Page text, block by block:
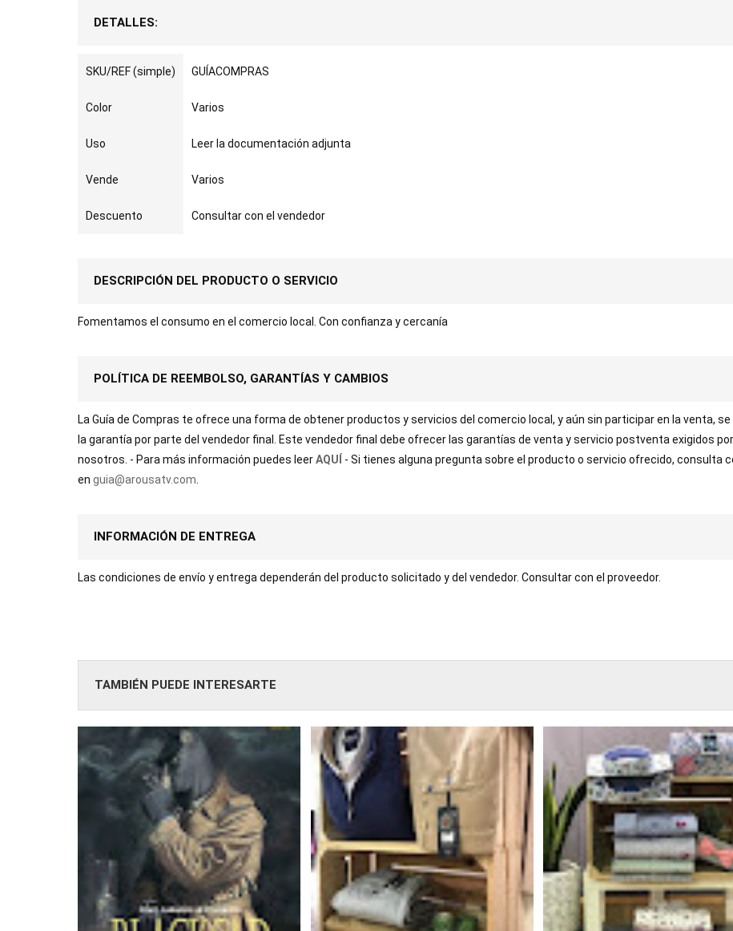
DETALLES:
SKU/REF (simple) GUÍACOMPRAS
Color Varios
Uso Leer la documentación adjunta
Vende Varios
Descuento Consultar con el vendedor
DESCRIPCIÓN DEL PRODUCTO O SERVICIO
Fomentamos el consumo en el comercio local. Con confianza y cercanía
POLÍTICA DE REEMBOLSO, GARANTÍAS Y CAMBIOS
La Guía de Compras te ofrece una forma de obtener productos y servicios del comercio local, y aún sin participar en la venta,
la garantía por parte del vendedor final. Este vendedor final debe ofrecer las garantías de venta y servicio postventa exigidos
nosotros. - Para más información puedes leerAQUÍ - Si tienes alguna pregunta sobre el producto o servicio ofrecido, consulta
en guia@arousatv.com
INFORMACIÓN DE ENTREGA
Las condiciones de envío y entrega dependerán del producto solicitado y del vendedor. Consultar con el proveedor.
TAMBIÉN PUEDE INTERESARTE
TABLE
BOOKI
NG